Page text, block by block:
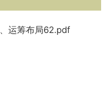
、运筹布局62.pdf